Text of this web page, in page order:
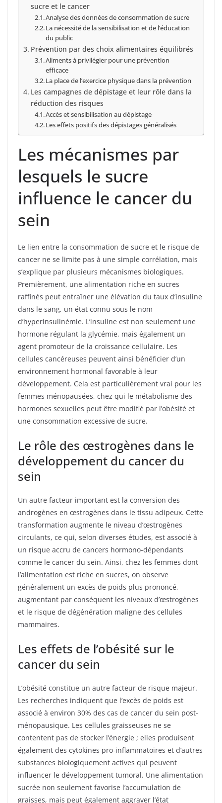
sucre et le cancer
Analyse des données de consommation de sucre
La nécessité de la sensibilisation et de l’éducation
du public
Prévention par des choix alimentaires équilibrés
Aliments à privilégier pour une prévention
efficace
La place de l’exercice physique dans la prévention
Les campagnes de dépistage et leur rôle dans la
réduction des risques
Accès et sensibilisation au dépistage
Les effets positifs des dépistages généralisés
Les mécanismes par
lesquels le sucre
influence le cancer du
sein
Le lien entre la consommation de sucre et le risque de
cancer ne se limite pas à une simple corrélation, mais
s’explique par plusieurs mécanismes biologiques.
Premièrement, une alimentation riche en sucres
raffinés peut entraîner une élévation du taux d’insuline
dans le sang, un état connu sous le nom
d’hyperinsulinémie. L’insuline est non seulement une
hormone régulant la glycémie, mais également un
agent promoteur de la croissance cellulaire. Les
cellules cancéreuses peuvent ainsi bénéficier d’un
environnement hormonal favorable à leur
développement. Cela est particulièrement vrai pour les
femmes ménopausées, chez qui le métabolisme des
hormones sexuelles peut être modifié par l’obésité et
une consommation excessive de sucre.
Le rôle des œstrogènes dans le
développement du cancer du
sein
Un autre facteur important est la conversion des
androgènes en œstrogènes dans le tissu adipeux. Cette
transformation augmente le niveau d’œstrogènes
circulants, ce qui, selon diverses études, est associé à
un risque accru de cancers hormono-dépendants
comme le cancer du sein. Ainsi, chez les femmes dont
l’alimentation est riche en sucres, on observe
généralement un excès de poids plus prononcé,
augmentant par conséquent les niveaux d’œstrogènes
et le risque de dégénération maligne des cellules
mammaires.
Les effets de l’obésité sur le
cancer du sein
L’obésité constitue un autre facteur de risque majeur.
Les recherches indiquent que l’excès de poids est
associé à environ 30% des cas de cancer du sein post-
ménopausique. Les cellules graisseuses ne se
contentent pas de stocker l’énergie ; elles produisent
également des cytokines pro-inflammatoires et d’autres
substances biologiquement actives qui peuvent
influencer le développement tumoral. Une alimentation
sucrée non seulement favorise l’accumulation de
graisses, mais peut également aggraver l’état